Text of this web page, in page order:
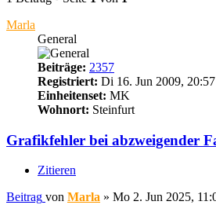
Marla
General
Beiträge: 2357
Registriert: Di 16. Jun 2009, 20:57
Einheitenset: MK
Wohnort: Steinfurt
Grafikfehler bei abzweigender
Zitieren
Beitrag von Marla » Mo 2. Jun 2025,